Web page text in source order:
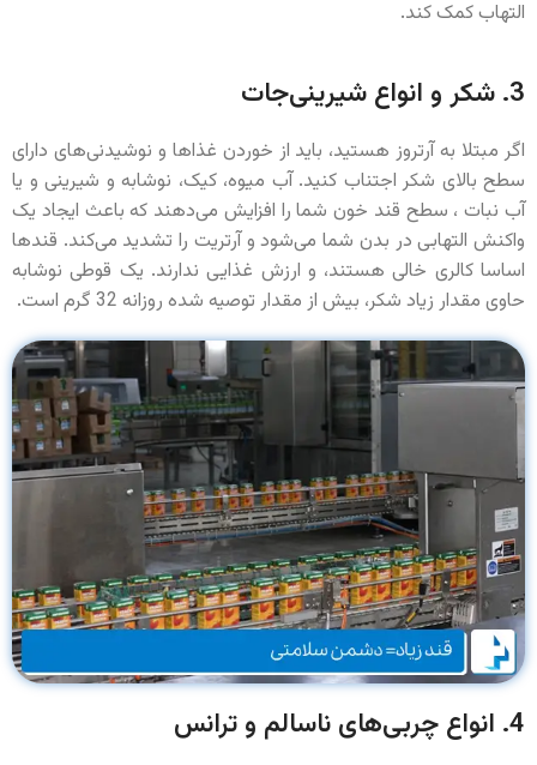
التهاب کمک کند.
3. شکر و انواع شیرینی‌جات
اگر مبتلا به آرتروز هستید، باید از خوردن غذاها و نوشیدنی‌های دارای
سطح بالای شکر اجتناب کنید. آب میوه، کیک، نوشابه و شیرینی و یا
آب نبات ، سطح قند خون شما را افزایش می‌دهند که باعث ایجاد یک
واکنش التهابی در بدن شما می‌شود و آرتریت را تشدید می‌کند. قندها
اساسا کالری خالی هستند، و ارزش غذایی ندارند. یک قوطی نوشابه
حاوی مقدار زیاد شکر، بیش از مقدار توصیه شده روزانه 32 گرم است.
4. انواع چربی‌های ناسالم و ترانس